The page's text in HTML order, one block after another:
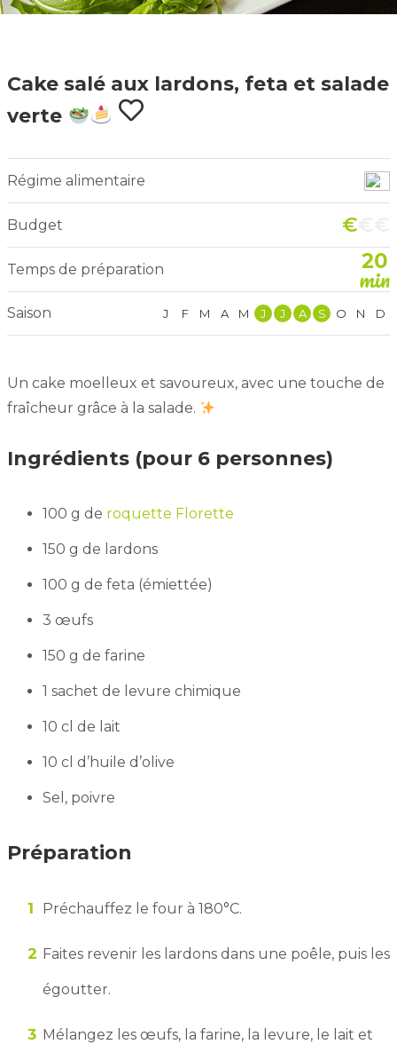
Cake salé aux lardons, feta et salade
verte
Régime alimentaire
Budget €
Temps de préparation 20
min
Saison J F M A M J J A S O N D
Un cake moelleux et savoureux, avec une touche de
fraîcheur grâce à la salade.
Ingrédients (pour 6 personnes)
100 g de roquette Florette
150 g de lardons
100 g de feta (émiettée)
3 œufs
150 g de farine
1 sachet de levure chimique
10 cl de lait
10 cl d’huile d’olive
Sel, poivre
Préparation
Préchauffez le four à 180°C.
Faites revenir les lardons dans une poêle, puis les
égoutter.
Mélangez les œufs, la farine, la levure, le lait et